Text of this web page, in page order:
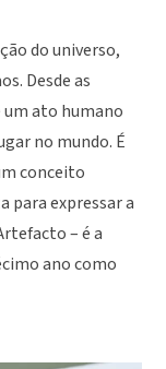
do universo,
Desde as
um ato humano
no mundo. É
conceito
para expressar a
– é a
ano como